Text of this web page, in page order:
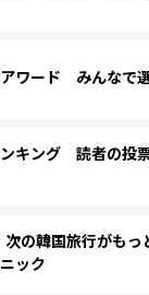
ワード みんなで選
キング 読者の投
の韓国旅行がもっ
ック